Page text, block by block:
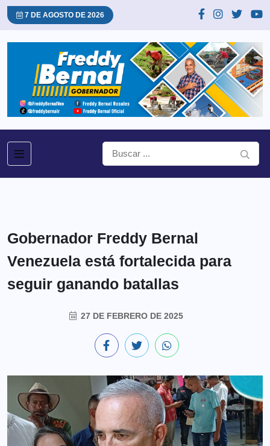
7 DE AGOSTO DE 2026
Gobernador Freddy Bernal
Venezuela está fortalecida para
seguir ganando batallas
27 DE FEBRERO DE 2025